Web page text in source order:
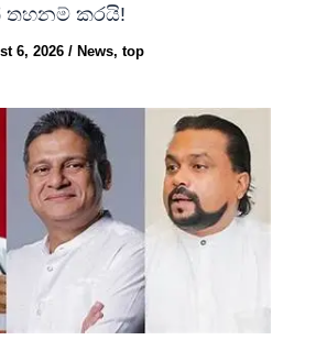
තහනම් කරයි!
6, 2026/News,top